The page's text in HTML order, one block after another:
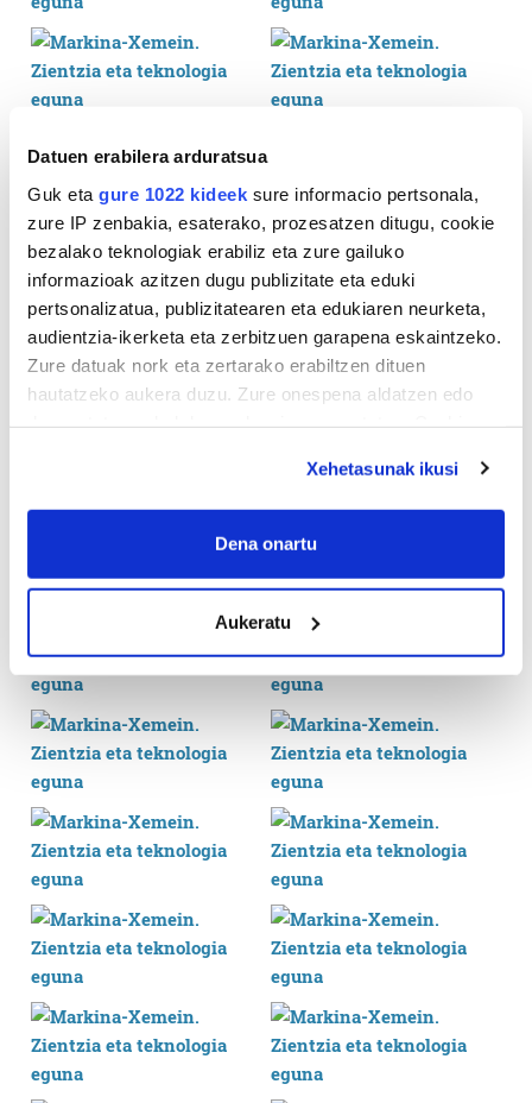
Datuen erabilera arduratsua
Guk eta gure 1022 kideek sure informacio pertsonala,
zure IP zenbakia, esaterako, prozesatzen ditugu, cookie
bezalako teknologiak erabiliz eta zure gailuko
informazioak azitzen dugu publizitate eta eduki
pertsonalizatua, publizitatearen eta edukiaren neurketa,
audientzia-ikerketa eta zerbitzuen garapena eskaintzeko.
Zure datuak nork eta zertarako erabiltzen dituen
hautatzeko aukera duzu. Zure onespena aldatzen edo
If you allow, we would also like to:
Collect information about your geographical
meters
Identify your device by actively scanning it for
specific characteristics (fingerprinting)
Find out more about how your personal data is processed
and set your preferences in thedetails section.
teknologia erabiliz, cookieak adibidez, iragarki eta eduki
pertsonalizatuak eskaintzeko, iragarkiak eta edukia
neurtzeko, jendeari buruzko informazioa biltzeko eta
produktuak garatzeko. Zure datuak nork eta zertarako
erabiltzen dituen hauta dezakezu.
Bazkide batzuek ez dizute baimenik eskatzen, eta beren
interes komertzial legitimoetan babesten dira. Ikusi gure
bazkideen zerrenda, beren ustez zein helburutarako
duten interes legitimoa eta horren aurka nola egin
Xehetasunak ikusi
Dena onartu
Aukeratu